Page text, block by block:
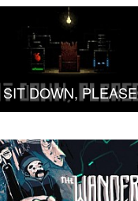
SIT DOWN, PLEASE